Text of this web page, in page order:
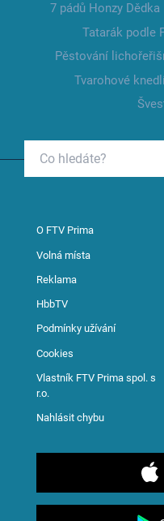
7 pádů Honzy Dědka
Tatarák podle
Pěstování
Tvarohové
O FTV Prima
Volná místa
Reklama
HbbTV
Podmínky užívání
Cookies
Vlastník FTV Prima spol. s
r.o.
Nahlásit chybu